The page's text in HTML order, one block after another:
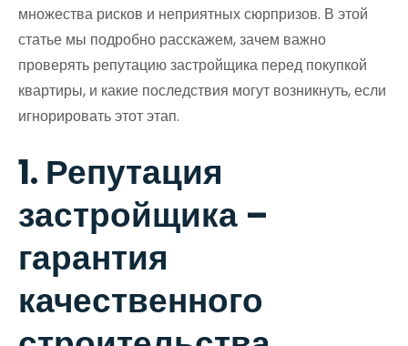
множества рисков и неприятных сюрпризов. В этой
статье мы подробно расскажем, зачем важно
проверять репутацию застройщика перед покупкой
квартиры, и какие последствия могут возникнуть, если
игнорировать этот этап.
1. Репутация
застройщика –
гарантия
качественного